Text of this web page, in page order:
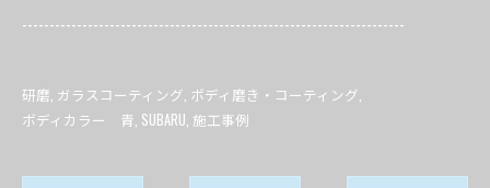
----------------------------------------------------------------------
研磨 ガラスコーティング ボディ磨き・コーティング
ボディカラー 青 SUBARU 施工事例